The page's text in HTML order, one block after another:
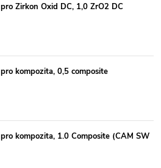
Zirkon Oxid DC, 1,0 ZrO2 DC
kompozita, 0,5 composite
kompozita, 1.0 Composite (CAM SW